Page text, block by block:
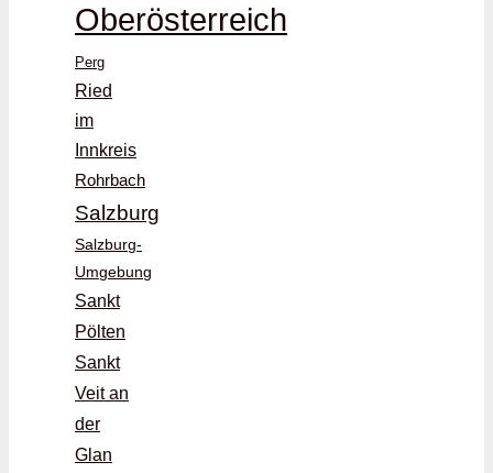
Oberösterreich
Perg
Ried
im
Innkreis
Rohrbach
Salzburg
Salzburg-
Umgebung
Sankt
Pölten
Sankt
Veit an
der
Glan